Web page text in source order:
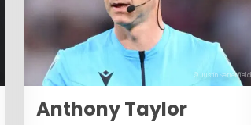
© Justin Setterfield
Anthony Taylor